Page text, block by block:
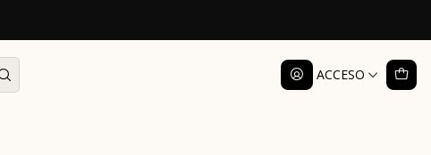
ACCESO